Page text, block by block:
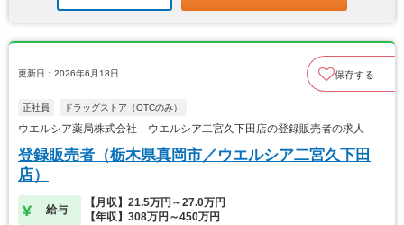
更新日：2026年6月18日 保存する
正社員 ドラッグストア（OTCのみ）
ウエルシア薬局株式会社 ウエルシア二宮久下田店の登録販売者の求人
登録販売者（栃木県真岡市／ウエルシア二宮久下田
店）
給与
【月収】21.5万円～27.0万円
【年収】308万円～450万円